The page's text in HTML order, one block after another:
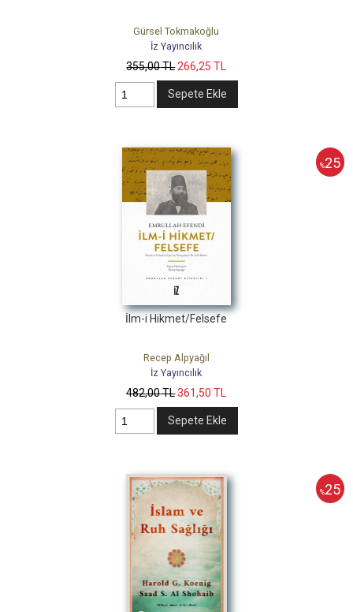
Gürsel Tokmakoğlu
İz Yayıncılık
355,00TL266,25 TL
Sepete Ekle
%25
İlm-i Hikmet/Felsefe
Recep Alpyağıl
İz Yayıncılık
482,00TL361,50 TL
Sepete Ekle
%25